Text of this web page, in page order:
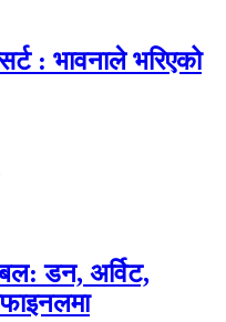
: भावनाले भरिएको
डन, अर्विट,